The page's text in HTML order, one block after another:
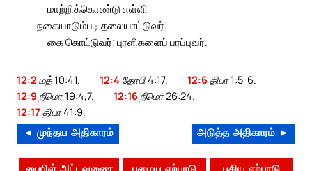
மாற்றிக்கொண்டு எள்ளி
நகையாடும்படி தலையாட்டுவர்;
கை கொட்டுவர்; புரளிகளைப் பரப்புவர்.
12:2 மத் 10:41. 12:4 தோபி 4:17. 12:6திபா 1:5-6.
12:9 நீமொ 19:4,7. 12:16நீமொ 26:24.
12:17 திபா 41:9.
◄ முந்தய அதிகாரம் அடுத்த அதிகாரம் ►